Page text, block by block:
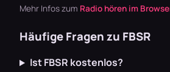
Mehr Infos zum Radio hören im
Häufige Fragen zu FBSR
Ist FBSR kostenlos?